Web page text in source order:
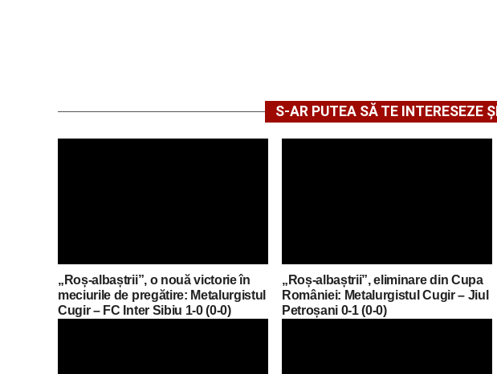
S-AR PUTEA SĂ TE INTERESEZE ȘI
„Roș-albaștrii”, o nouă victorie în
meciurile de pregătire: Metalurgistul
Cugir – FC Inter Sibiu 1-0 (0-0)
„Roș-albaștrii”, eliminare din Cupa
României: Metalurgistul Cugir – Jiul
Petroșani 0-1 (0-0)